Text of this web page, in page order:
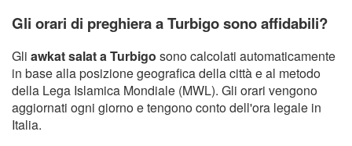
Gli orari di preghiera a Turbigo sono affidabili?
Gli awkat salat a Turbigo sono calcolati automaticamente
in base alla posizione geografica della città e al metodo
della Lega Islamica Mondiale (MWL). Gli orari vengono
aggiornati ogni giorno e tengono conto dell'ora legale in
Italia.